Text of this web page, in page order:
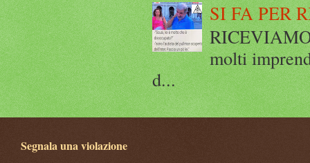
SI FA PER
molti
d...
Segnala una violazione